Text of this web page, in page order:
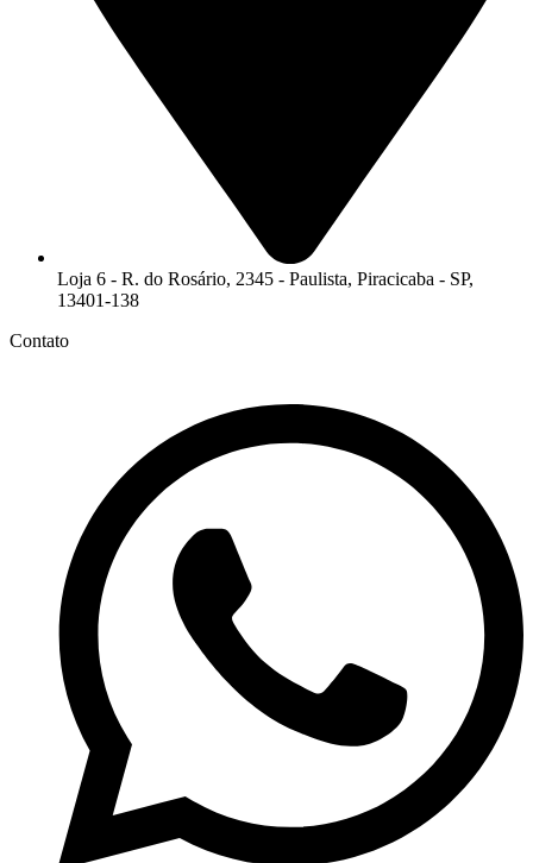
Loja 6 - R. do Rosário, 2345 - Paulista, Piracicaba - SP,
13401-138
Contato